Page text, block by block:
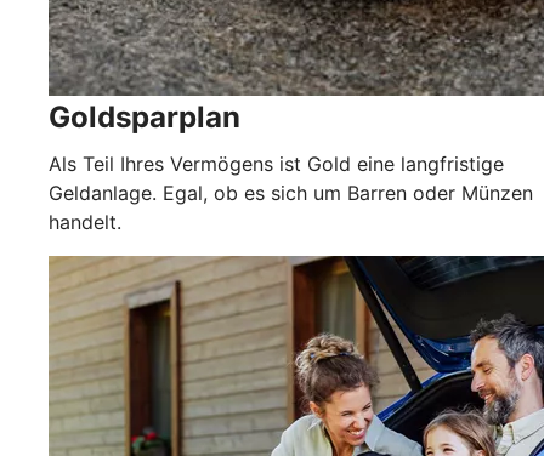
Goldsparplan
Als Teil Ihres Vermögens ist Gold eine langfristige
Geldanlage. Egal, ob es sich um Barren oder Münzen
handelt.